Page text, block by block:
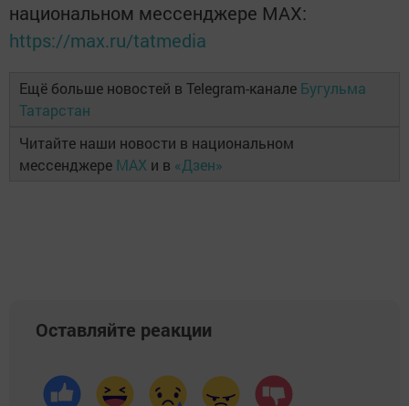
национальном мессенджере MАХ:
https://max.ru/tatmedia
Ещё больше новостей в Telegram-канале Бугульма
Татарстан
Читайте наши новости в национальном
мессенджере MAX и в «Дзен»
Оставляйте реакции